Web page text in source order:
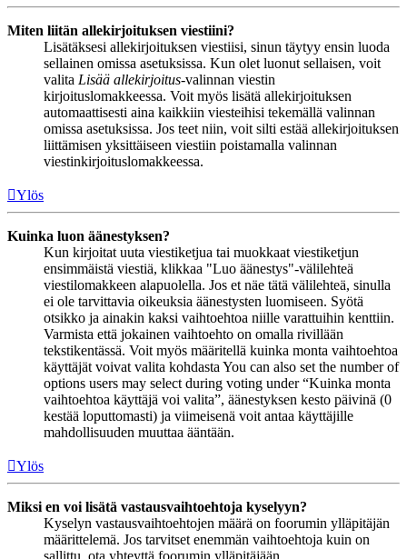
Miten liitän allekirjoituksen viestiini?
Lisätäksesi allekirjoituksen viestiisi, sinun täytyy ensin luoda
sellainen omissa asetuksissa. Kun olet luonut sellaisen, voit
valita Lisää allekirjoitus-valinnan viestin
kirjoituslomakkeessa. Voit myös lisätä allekirjoituksen
automaattisesti aina kaikkiin viesteihisi tekemällä valinnan
omissa asetuksissa. Jos teet niin, voit silti estää allekirjoituksen
liittämisen yksittäiseen viestiin poistamalla valinnan
viestinkirjoituslomakkeessa.
Ylös
Kuinka luon äänestyksen?
Kun kirjoitat uuta viestiketjua tai muokkaat viestiketjun
ensimmäistä viestiä, klikkaa "Luo äänestys"-välilehteä
viestilomakkeen alapuolella. Jos et näe tätä välilehteä, sinulla
ei ole tarvittavia oikeuksia äänestysten luomiseen. Syötä
otsikko ja ainakin kaksi vaihtoehtoa niille varattuihin kenttiin.
Varmista että jokainen vaihtoehto on omalla rivillään
tekstikentässä. Voit myös määritellä kuinka monta vaihtoehtoa
käyttäjät voivat valita kohdasta You can also set the number of
options users may select during voting under “Kuinka monta
vaihtoehtoa käyttäjä voi valita”, äänestyksen kesto päivinä (0
kestää loputtomasti) ja viimeisenä voit antaa käyttäjille
mahdollisuuden muuttaa ääntään.
Ylös
Miksi en voi lisätä vastausvaihtoehtoja kyselyyn?
Kyselyn vastausvaihtoehtojen määrä on foorumin ylläpitäjän
määrittelemä. Jos tarvitset enemmän vaihtoehtoja kuin on
sallittu, ota yhteyttä foorumin ylläpitäjään.